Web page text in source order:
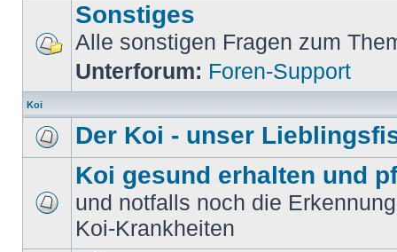
Sonstiges
Alle sonstigen Fragen zum
Unterforum: Foren-Support
Koi
Der Koi - unser
Koi gesund erhalten und
und notfalls noch die
Koi-Krankheiten